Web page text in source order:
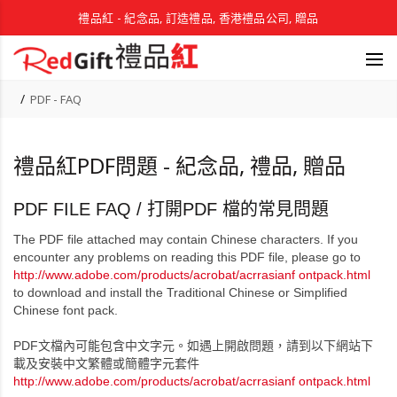
禮品紅 - 紀念品, 訂造禮品, 香港禮品公司, 贈品
PDF - FAQ
禮品紅PDF問題 - 紀念品, 禮品, 贈品
PDF FILE FAQ / 打開PDF 檔的常見問題
The PDF file attached may contain Chinese characters. If you
encounter any problems on reading this PDF file, please go to
http://www.adobe.com/products/acrobat/acrrasianf ontpack.html
to download and install the Traditional Chinese or Simplified
Chinese font pack.
PDF文檔內可能包含中文字元。如遇上開啟問題， 請到以下網站下
載及安裝中文繁體或簡體字元套件
http://www.adobe.com/products/acrobat/acrrasianf ontpack.html